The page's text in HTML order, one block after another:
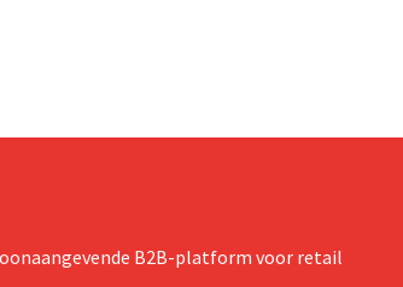
B2B-platform voor retail